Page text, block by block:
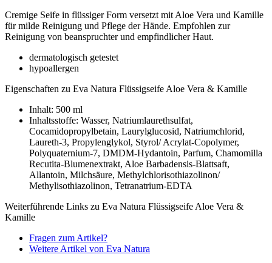
Cremige Seife in flüssiger Form versetzt mit Aloe Vera und Kamille
für milde Reinigung und Pflege der Hände. Empfohlen zur
Reinigung von beanspruchter und empfindlicher Haut.
dermatologisch getestet
hypoallergen
Eigenschaften zu Eva Natura Flüssigseife Aloe Vera & Kamille
Inhalt: 500 ml
Inhaltsstoffe: Wasser, Natriumlaurethsulfat,
Cocamidopropylbetain, Laurylglucosid, Natriumchlorid,
Laureth-3, Propylenglykol, Styrol/ Acrylat-Copolymer,
Polyquaternium-7, DMDM-Hydantoin, Parfum, Chamomilla
Recutita-Blumenextrakt, Aloe Barbadensis-Blattsaft,
Allantoin, Milchsäure, Methylchlorisothiazolinon/
Methylisothiazolinon, Tetranatrium-EDTA
Weiterführende Links zu Eva Natura Flüssigseife Aloe Vera &
Kamille
Fragen zum Artikel?
Weitere Artikel von Eva Natura